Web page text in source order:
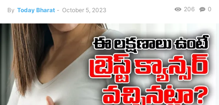
By Today Bharat - October 5, 2023 0
206